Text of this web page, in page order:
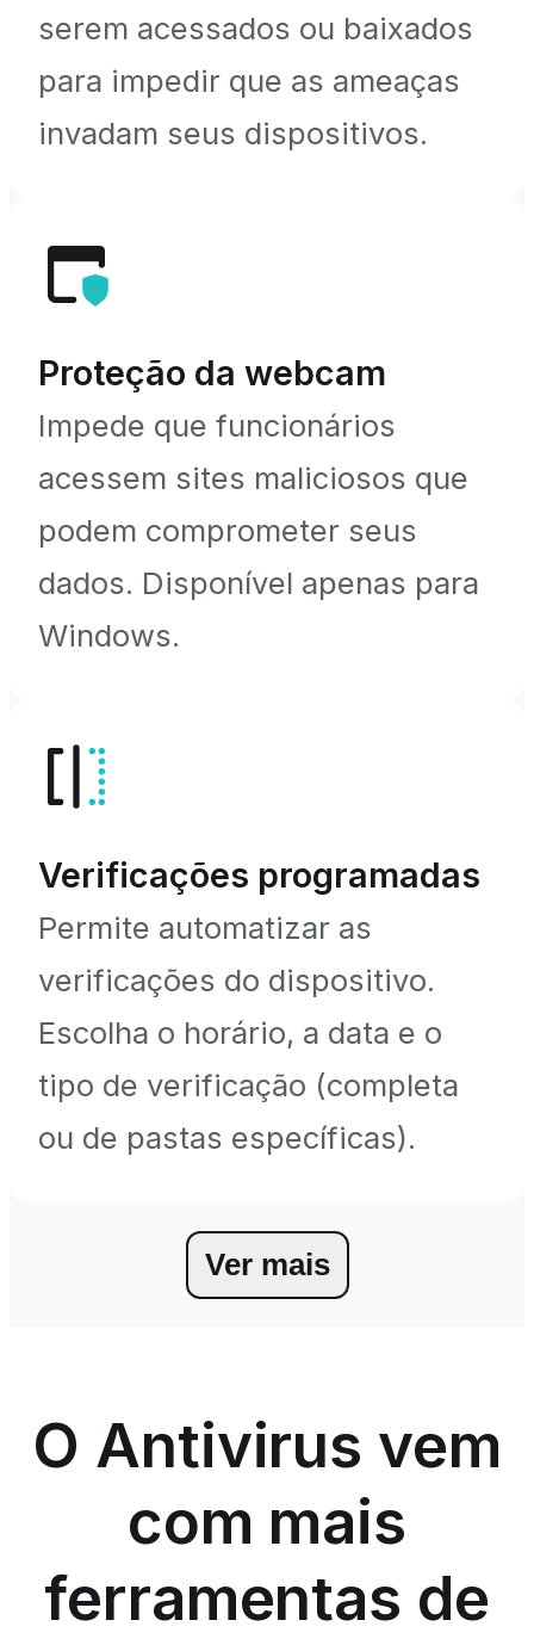
serem acessados ou baixados
para impedir que as ameaças
invadam seus dispositivos.
Proteção da webcam
Impede que funcionários
acessem sites maliciosos que
podem comprometer seus
dados. Disponível apenas para
Windows.
Verificações programadas
Permite automatizar as
verificações do dispositivo.
Escolha o horário, a data e o
tipo de verificação (completa
ou de pastas específicas).
Ver mais
O Antivirus vem
com mais
ferramentas de